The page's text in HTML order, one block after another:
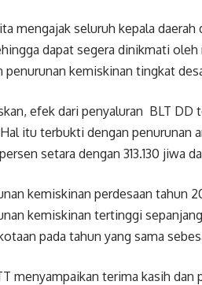
mengajak seluruh kepala
dapat segera dinikmati
penurunan kemiskinan tingkat
efek dari penyaluran BLT DD
itu terbukti dengan penurunan
setara dengan 313.130 jiwa
kemiskinan perdesaan tahun
kemiskinan tertinggi
pada tahun yang sama
menyampaikan terima kasih dan